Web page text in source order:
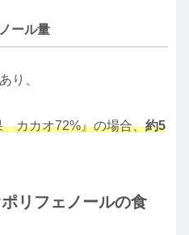
ール量
り、
カカオ72%』の場合、約5
リフェノールの食